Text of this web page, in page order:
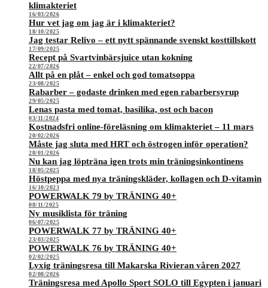
klimakteriet
16/03/2026
Hur vet jag om jag är i klimakteriet?
18/10/2025
Jag testar Relivo – ett nytt spännande svenskt kosttillskott
17/09/2025
Recept på Svartvinbärsjuice utan kokning
22/07/2026
Allt på en plåt – enkel och god tomatsoppa
23/08/2025
Rabarber – godaste drinken med egen rabarbersyrup
29/05/2025
Lenas pasta med tomat, basilika, ost och bacon
03/11/2024
Kostnadsfri online-föreläsning om klimakteriet – 11 mars
20/02/2026
Måste jag sluta med HRT och östrogen inför operation?
28/01/2026
Nu kan jag löpträna igen trots min träningsinkontinens
18/05/2025
Höstpeppa med nya träningskläder, kollagen och D-vitamin
16/10/2023
POWERWALK 79 by TRÄNING 40+
08/11/2025
Ny musiklista för träning
06/07/2025
POWERWALK 77 by TRÄNING 40+
23/03/2025
POWERWALK 76 by TRÄNING 40+
02/02/2025
Lyxig träningsresa till Makarska Rivieran våren 2027
02/08/2026
Träningsresa med Apollo Sport SOLO till Egypten i januari